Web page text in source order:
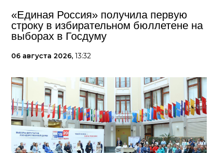
«Единая Россия» получила первую
строку в избирательном бюллетене на
выборах в Госдуму
06 августа 2026, 13:32